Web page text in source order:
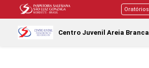
Centro Juvenil Areia Branca